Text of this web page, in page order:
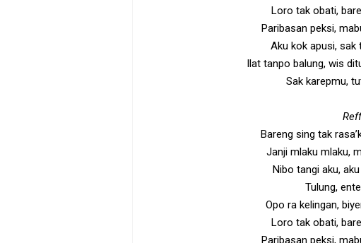
Loro tak obati,
Paribasan peksi,
Aku kok apusi, sak
Ilat tanpo balung, wis
Sak karepmu,
Bareng sing tak
Janji mlaku mlaku,
Nibo tangi aku,
Tulung,
Opo ra kelingan,
Loro tak obati,
Paribasan peksi,